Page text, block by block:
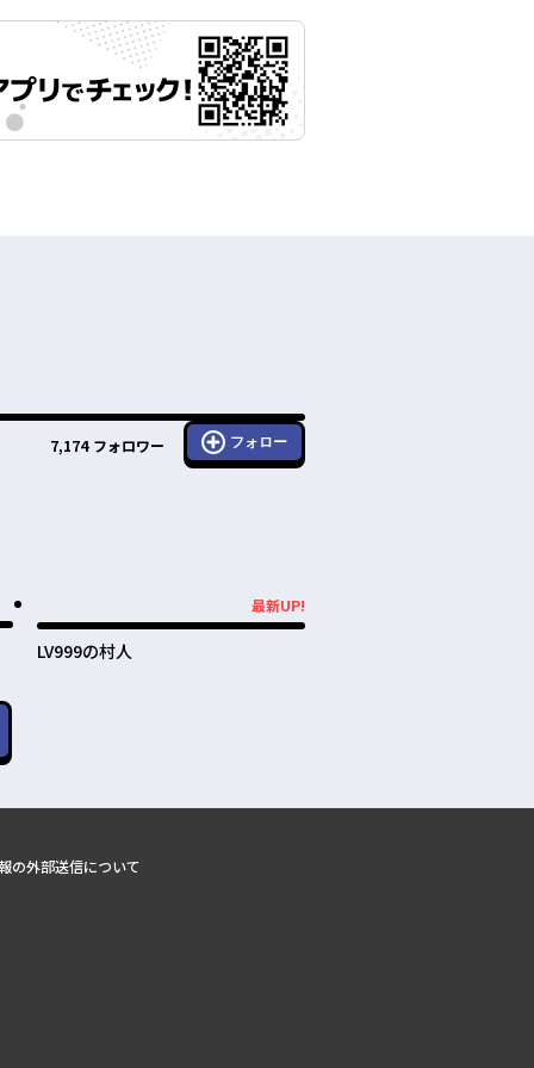
7,174 フォロワー フォロー
最新UP!
LV999の村人
の外部送信について